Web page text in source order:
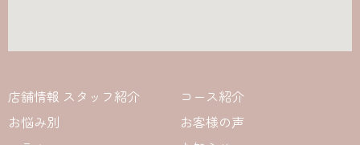
店舗情報 スタッフ紹介
コース紹介
お悩み別
お客様の声